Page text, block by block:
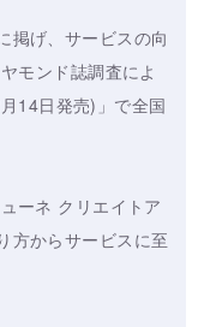
掲げ、サービスの向
モンド誌調査によ
14日発売)」で全国
ーネ クリエイトア
方からサービスに至